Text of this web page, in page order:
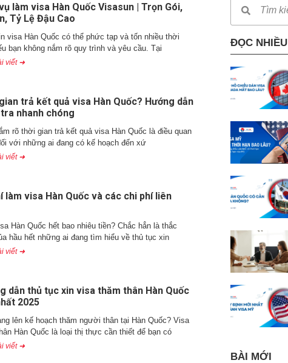
làm visa Hàn Quốc Visasun | Trọn Gói,
Tỷ Lệ Đậu Cao
visa Hàn Quốc có thể phức tạp và tốn nhiều thời
bạn không nắm rõ quy trình và yêu cầu. Tại
viết ➜
trả kết quả visa Hàn Quốc? Hướng dẫn
nhanh chóng
rõ thời gian trả kết quả visa Hàn Quốc là điều quan
với những ai đang có kế hoạch đến xứ
viết ➜
làm visa Hàn Quốc và các chi phí liên
Hàn Quốc hết bao nhiêu tiền? Chắc hẳn là thắc
hầu hết những ai đang tìm hiểu về thủ tục xin
viết ➜
dẫn thủ tục xin visa thăm thân Hàn Quốc
2025
lên kế hoạch thăm người thân tại Hàn Quốc? Visa
Hàn Quốc là loại thị thực cần thiết để bạn có
viết ➜
ĐỌC NHIỀU
BÀI MỚI